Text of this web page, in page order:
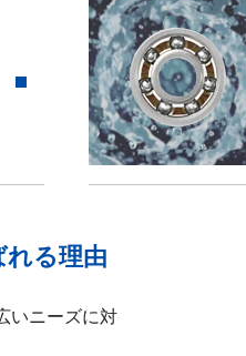
る理由
いニーズに対